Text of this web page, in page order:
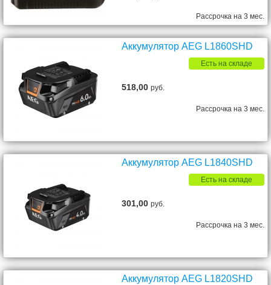
Рассрочка на 3 мес.
Аккумулятор AEG L1860SHD
Есть на складе
518,00руб.
Рассрочка на 3 мес.
Аккумулятор AEG L1840SHD
Есть на складе
301,00руб.
Рассрочка на 3 мес.
Аккумулятор AEG L1820SHD